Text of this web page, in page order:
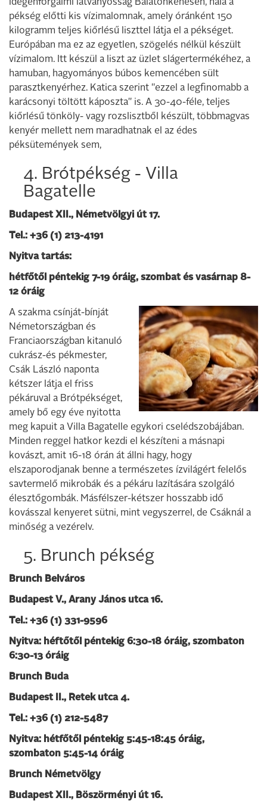
idegenforgalmi látványosság Balatonkenesén, hála a
pékség előtti kis vízimalomnak, amely óránként 150
kilogramm teljes kiőrlésű liszttel látja el a pékséget.
Európában ma ez az egyetlen, szögelés nélkül készült
vízimalom. Itt készül a liszt az üzlet slágertermékéhez, a
hamuban, hagyományos búbos kemencében sült
parasztkenyérhez. Katica szerint "ezzel a legfinomabb a
karácsonyi töltött káposzta" is. A 30-40-féle, teljes
kiőrlésű tönköly- vagy rozslisztből készült, többmagvas
kenyér mellett nem maradhatnak el az édes
péksütemények sem,
4. Brótpékség - Villa
Bagatelle
Budapest XII., Németvölgyi út 17.
Tel.: +36 (1) 213-4191
Nyitva tartás:
hétfőtől péntekig 7-19 óráig, szombat és vasárnap 8-
12 óráig
A szakma csínját-bínját
Németországban és
Franciaországban kitanuló
cukrász-és pékmester,
Csák László naponta
kétszer látja el friss
pékáruval a Brótpékséget,
amely bő egy éve nyitotta
meg kapuit a Villa Bagatelle egykori cselédszobájában.
Minden reggel hatkor kezdi el készíteni a másnapi
kovászt, amit 16-18 órán át állni hagy, hogy
elszaporodjanak benne a természetes ízvilágért felelős
savtermelő mikrobák és a pékáru lazítására szolgáló
élesztőgombák. Másfélszer-kétszer hosszabb idő
kovásszal kenyeret sütni, mint vegyszerrel, de Csáknál a
minőség a vezérelv.
5. Brunch pékség
Brunch Belváros
Budapest V., Arany János utca 16.
Tel.: +36 (1) 331-9596
Nyitva: héftőtől péntekig 6:30-18 óráig, szombaton
6:30-13 óráig
Brunch Buda
Budapest II., Retek utca 4.
Tel.: +36 (1) 212-5487
Nyitva: hétfőtől péntekig 5:45-18:45 óráig,
szombaton 5:45-14 óráig
Brunch Németvölgy
Budapest XII., Böszörményi út 16.